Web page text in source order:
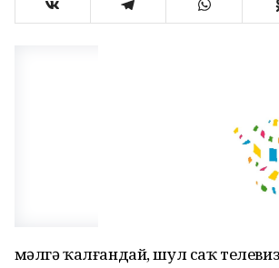
Әмәлгә ҡалғандай, шул саҡ